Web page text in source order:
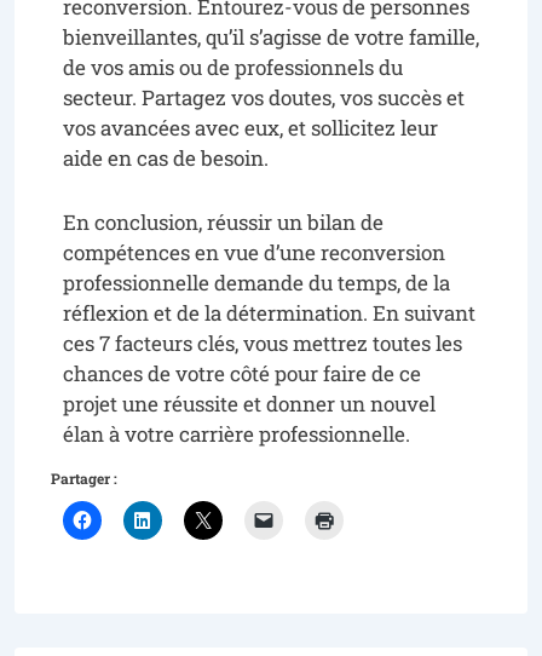
reconversion. Entourez-vous de personnes
bienveillantes, qu’il s’agisse de votre famille,
de vos amis ou de professionnels du
secteur. Partagez vos doutes, vos succès et
vos avancées avec eux, et sollicitez leur
aide en cas de besoin.
En conclusion, réussir un bilan de
compétences en vue d’une reconversion
professionnelle demande du temps, de la
réflexion et de la détermination. En suivant
ces 7 facteurs clés, vous mettrez toutes les
chances de votre côté pour faire de ce
projet une réussite et donner un nouvel
élan à votre carrière professionnelle.
Partager :